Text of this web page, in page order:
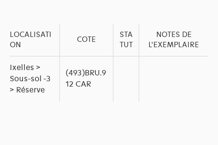
LOCALISATI
ON
COTE
STA
TUT
NOTES DE
L'EXEMPLAIRE
Ixelles >
Sous-sol -3
> Réserve
(493)BRU.9
12 CAR